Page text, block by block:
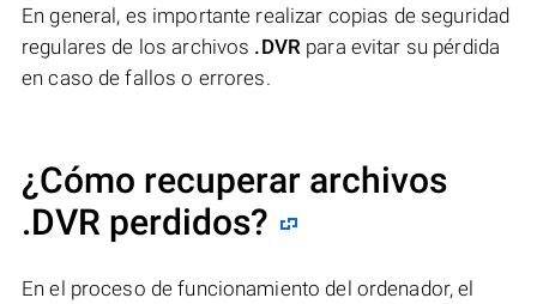
En general, es importante realizar copias de seguridad
regulares de los archivos .DVR para evitar su pérdida
en caso de fallos o errores.
¿Cómo recuperar archivos
.DVR perdidos?
En el proceso de funcionamiento del ordenador, el